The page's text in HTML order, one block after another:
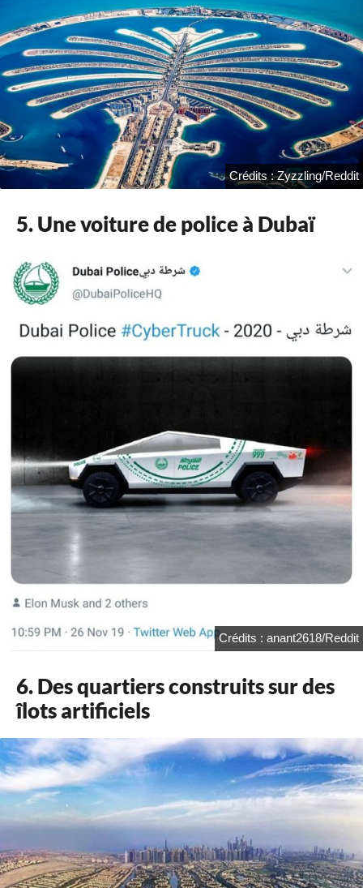
Crédits : Zyzzling/Reddit
5. Une voiture de police à Dubaï
Crédits : anant2618/Reddit
6. Des quartiers construits sur des
îlots artificiels